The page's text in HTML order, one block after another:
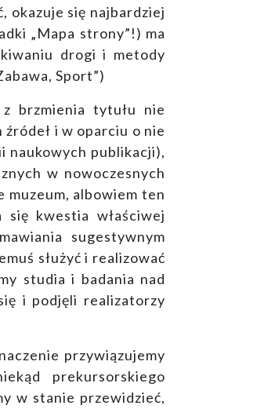
okazuje się najbardziej
„Mapa strony”!) ma
drogi i metody
Sport”)
brzmienia tytułu nie
i w oparciu o nie
naukowych publikacji),
w nowoczesnych
muzeum, albowiem ten
kwestia właściwej
sugestywnym
służyć i realizować
studia i badania nad
i podjęli realizatorzy
przywiązujemy
prekursorskiego
w stanie przewidzieć,